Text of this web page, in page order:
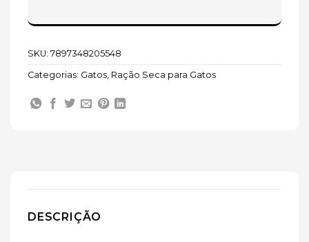
SKU: 7897348205548
Categorias: Gatos Ração Seca para Gatos
DESCRIÇÃO